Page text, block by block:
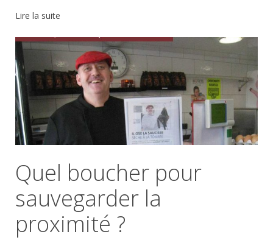
Lire la suite
Quel boucher pour
sauvegarder la
proximité ?